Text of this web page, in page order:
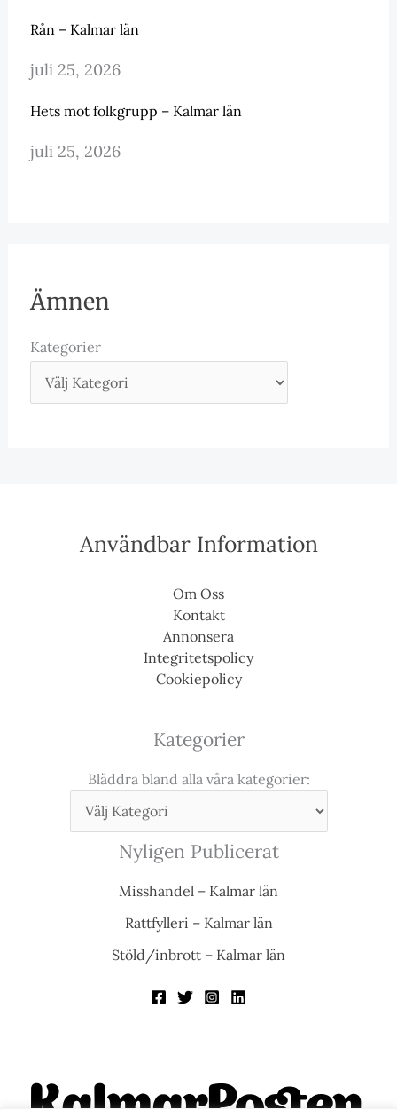
Rån – Kalmar län
juli 25, 2026
Hets mot folkgrupp – Kalmar län
juli 25, 2026
Ämnen
Kategorier
Användbar Information
Om Oss
Kontakt
Annonsera
Integritetspolicy
Cookiepolicy
Kategorier
Bläddra bland alla våra kategorier:
Nyligen Publicerat
Misshandel – Kalmar län
Rattfylleri – Kalmar län
Stöld/inbrott – Kalmar län